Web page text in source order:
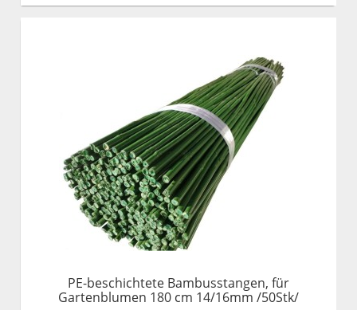
PE-beschichtete Bambusstangen, für
Gartenblumen 180 cm 14/16mm /50Stk/